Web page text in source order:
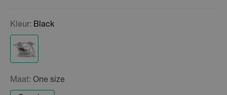
Kleur: Black
Maat: One size